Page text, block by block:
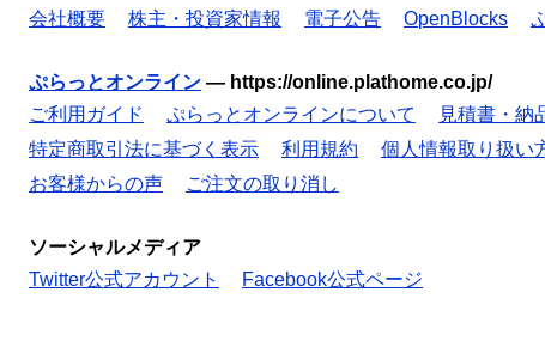
会社概要
株主・投資家情報 電子公告 OpenBlocks
ぷらっとオンライン — https://online.plathome.co.jp/
ご利用ガイド
ぷらっとオンラインについて 見積書・納
特定商取引法に基づく表示
利用規約 個人情報取り扱い
お客様からの声
ご注文の取り消し
ソーシャルメディア
Twitter公式アカウント
Facebook公式ページ